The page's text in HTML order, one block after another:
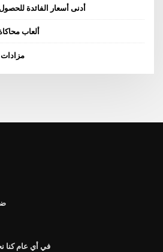
أدنى أسعار الفائدة
ألعاب
مزادات
في أي عام كنا